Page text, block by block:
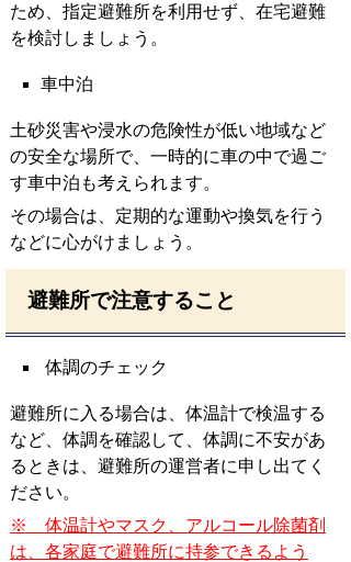
ため、指定避難所を利用せず、在宅避難
を検討しましょう。
車中泊
土砂災害や浸水の危険性が低い地域など
の安全な場所で、一時的に車の中で過ご
す車中泊も考えられます。
その場合は、定期的な運動や換気を行う
などに心がけましょう。
避難所で注意すること
体調のチェック
避難所に入る場合は、体温計で検温する
など、体調を確認して、体調に不安があ
るときは、避難所の運営者に申し出てく
ださい。
※ 体温計やマスク、アルコール除菌剤
は、各家庭で避難所に持参できるよう